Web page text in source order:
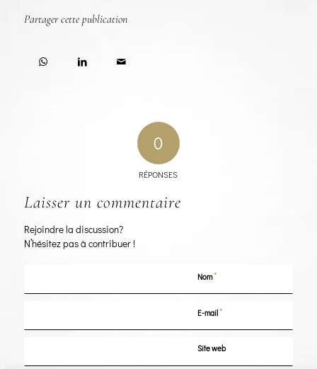
Partager cette publication
0
RÉPONSES
Laisser un commentaire
Rejoindre la discussion?
N’hésitez pas à contribuer !
Nom*
E-mail*
Site web